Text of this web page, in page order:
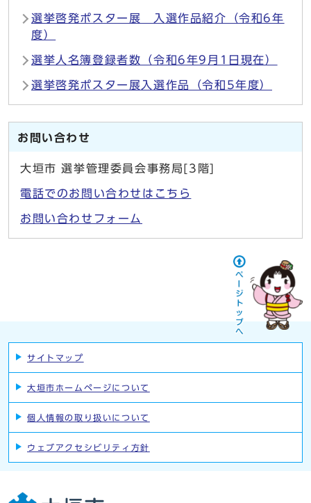
選挙啓発ポスター展 入選作品紹介（令和6年
度）
選挙人名簿登録者数（令和6年9月1日現在）
選挙啓発ポスター展入選作品（令和5年度）
お問い合わせ
大垣市 選挙管理委員会事務局[3階]
電話でのお問い合わせはこちら
お問い合わせフォーム
サイトマップ
大垣市ホームページについて
個人情報の取り扱いについて
ウェブアクセシビリティ方針